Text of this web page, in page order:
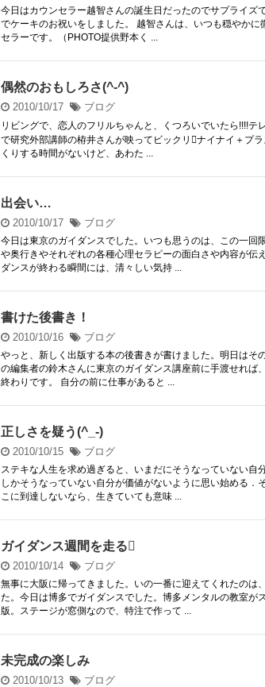
今日はカウンセラー越智さんの誕生日だったのでサプライズ
でケーキのお祝いをしました。 越智さんは、いつも穏やかに
セラーです。（PHOTO提供野本く ...
偶然のおもしろさ(^-^)
2010/10/17 ブログ
リビングで、恋人のフリルちゃんと、くつろいでいたら!!!!テ
で研究外部講師の栫井さんが映ってビックリナイナイ＋プ
くりする時間がないけど、あわた ...
出会い…
2010/10/17 ブログ
今日は東京のガイダンスでした。いつも思うのは、この一回
や奥行きやそれぞれの各種心理セラピーの面白さや内容が伝
ダンスが終わる瞬間には、清々しい気持 ...
書けた後書き！
2010/10/16 ブログ
やっと、新しく出版する本の後書きが書けました。明日はそ
の編集者の鈴木さんに東京のガイダンス講座前に手渡せれば
終わりです。 自分の前に仕事があると ...
正しさを疑う(^_-)
2010/10/15 ブログ
ステキな人生を求め過ぎると、いまだにそうなっていない自
しかそうなっていない自分が価値がないように思い始める．
こに到達しないなら、生きていても意味 ...
ガイダンス週間を走る
2010/10/14 ブログ
無事に大阪に帰ってきました。いの一番に迎えてくれたのは
た。今日は博多でガイダンスでした。博多メンタルの教室が
版。ステージが窓側なので、特注で作って ...
未完成の楽しみ
2010/10/13 ブログ